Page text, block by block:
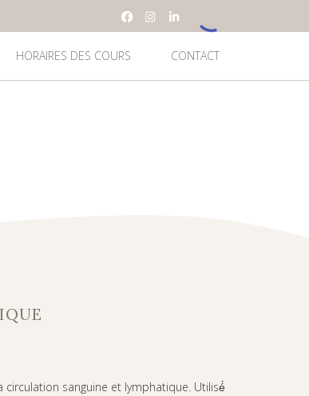
HORAIRES DES COURS CONTACT
sanguine et lymphatique. Utilisé́